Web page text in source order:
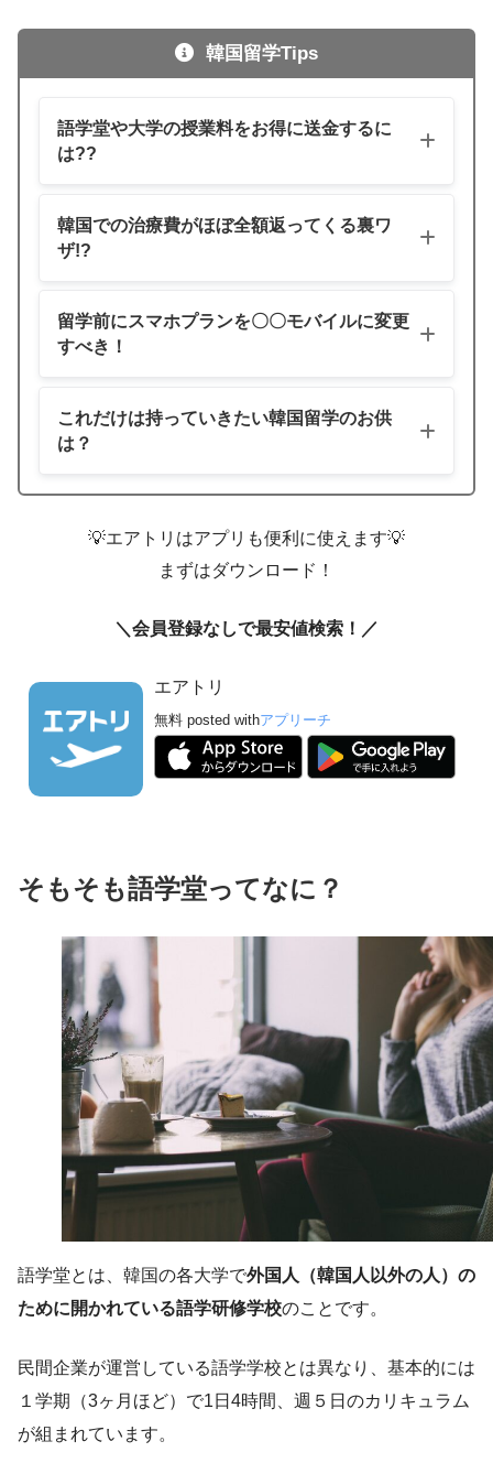
韓国留学Tips
語学堂や大学の授業料をお得に送金するに
は??
韓国留学のために現地の学校などへ支払いをしたい
韓国での治療費がほぼ全額返ってくる裏ワ
ザ!?
留学前にスマホプランを〇〇モバイルに変更
すべき！
楽天モバイルを詳しく見る
これだけは持っていきたい韓国留学のお供
は？
準備はお早めに！
韓国留学の必需品を見る
💡エアトリはアプリも便利に使えます💡
まずはダウンロード！
＼会員登録なしで最安値検索！／
エアトリ
無料 posted withアプリーチ
そもそも語学堂ってなに？
語学堂とは、韓国の各大学で外国人（韓国人以外の人）の
ために開かれている語学研修学校のことです。
民間企業が運営している語学学校とは異なり、基本的には
１学期（3ヶ月ほど）で1日4時間、週５日のカリキュラム
が組まれています。